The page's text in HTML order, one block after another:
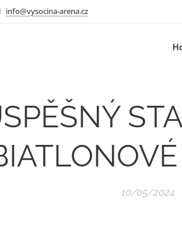
info@vysocina-arena.cz
10/05/2024